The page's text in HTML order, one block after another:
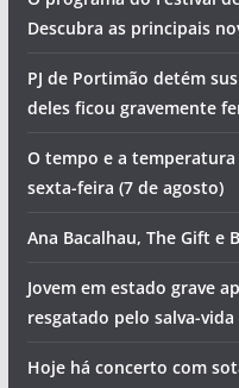
Descubra as principais
PJ de Portimão detém
deles ficou gravemente
O tempo e a
sexta-feira (7 de agosto)
Ana Bacalhau, The Gift e
Jovem em estado grave
resgatado pelo salva-
Hoje há concerto com